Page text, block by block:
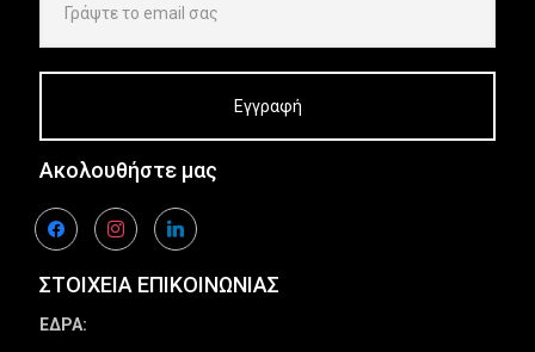
Ακολουθήστε μας
facebookinstagramlinkedin
ΣΤΟΙΧΕΙΑ ΕΠΙΚΟΙΝΩΝΙΑΣ
ΕΔΡΑ: